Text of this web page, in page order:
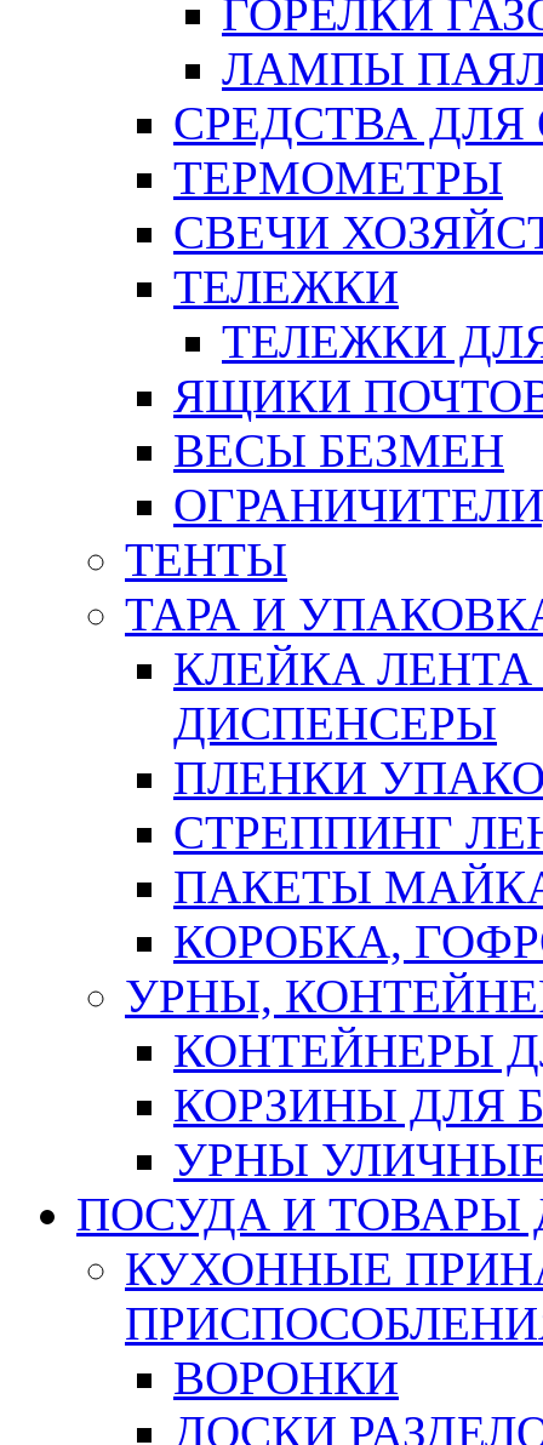
ГОРЕЛКИ
ЛАМПЫ
СРЕДСТВА
ТЕРМОМЕТРЫ
СВЕЧИ
ТЕЛЕЖКИ
ТЕЛЕЖКИ
ЯЩИКИ
ВЕСЫ БЕЗМЕН
ТЕНТЫ
ТАРА И
КЛЕЙКА
ДИСПЕНСЕРЫ
ПЛЕНКИ
СТРЕППИНГ
ПАКЕТЫ
КОРОБКА,
УРНЫ,
КОНТЕЙНЕРЫ
КОРЗИНЫ ДЛЯ
УРНЫ
ПОСУДА И ТОВАРЫ
КУХОННЫЕ
ВОРОНКИ
ДОСКИ